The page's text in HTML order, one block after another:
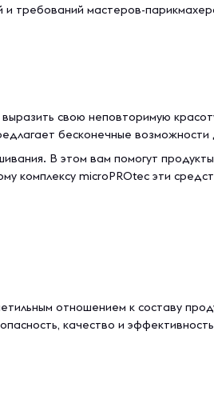
требований мастеров-
свою неповторимую
бесконечные
В этом вам помогут
комплексу microPROtec эти
отношением к составу
качество и